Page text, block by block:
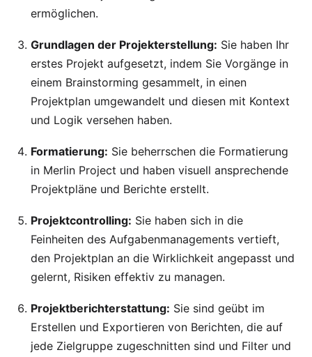
ermöglichen.
Grundlagen der Projekterstellung: Sie haben Ihr
erstes Projekt aufgesetzt, indem Sie Vorgänge in
einem Brainstorming gesammelt, in einen
Projektplan umgewandelt und diesen mit Kontext
und Logik versehen haben.
Formatierung: Sie beherrschen die Formatierung
in Merlin Project und haben visuell ansprechende
Projektpläne und Berichte erstellt.
Projektcontrolling: Sie haben sich in die
Feinheiten des Aufgabenmanagements vertieft,
den Projektplan an die Wirklichkeit angepasst und
gelernt, Risiken effektiv zu managen.
Projektberichterstattung: Sie sind geübt im
Erstellen und Exportieren von Berichten, die auf
jede Zielgruppe zugeschnitten sind und Filter und